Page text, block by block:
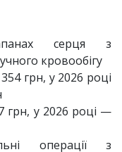
серця з
кровообігу
грн, у 2026 році
грн, у 2026 році —
операції з